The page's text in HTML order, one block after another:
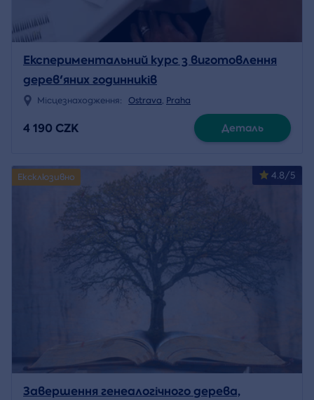
Експериментальний курс з виготовлення
дерев'яних годинників
Місцезнаходження: Ostrava, Praha
4 190 CZK Деталь
4.8/5
Ексклюзивно
Завершення генеалогічного дерева,